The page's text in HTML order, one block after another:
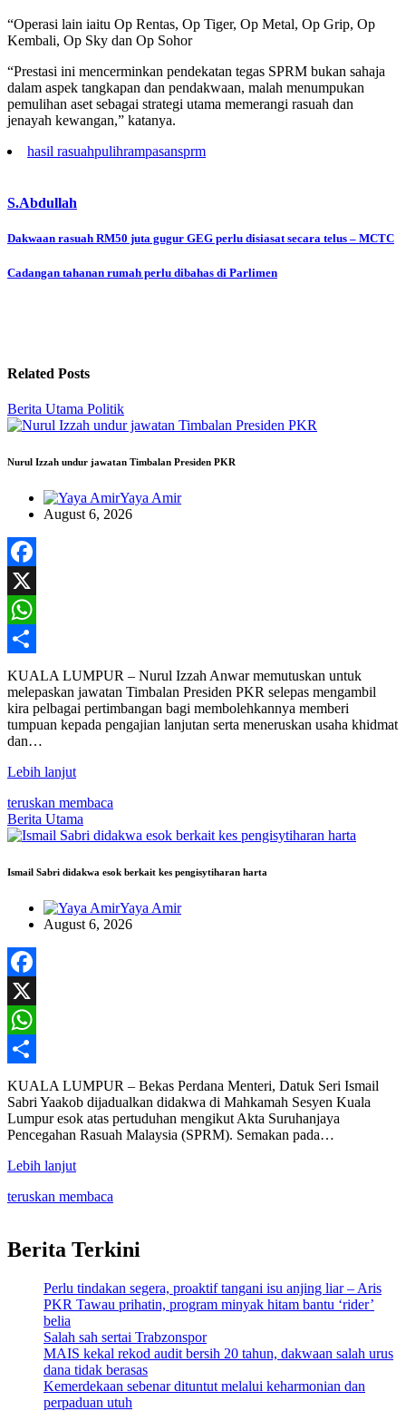
“Operasi lain iaitu Op Rentas, Op Tiger, Op Metal, Op Grip, Op
Kembali, Op Sky dan Op Sohor
“Prestasi ini mencerminkan pendekatan tegas SPRM bukan sahaja
dalam aspek tangkapan dan pendakwaan, malah menumpukan
pemulihan aset sebagai strategi utama memerangi rasuah dan
jenayah kewangan,” katanya.
hasil rasuahpulihrampasansprm
S.Abdullah
Post
navigation
Dakwaan rasuah RM50 juta gugur GEG perlu disiasat secara telus – MCTC
Cadangan tahanan rumah perlu dibahas di Parlimen
Related Posts
Berita Utama Politik
Nurul Izzah undur jawatan Timbalan Presiden PKR
Yaya Amir
August 6, 2026
Facebook
X
WhatsApp
Share
KUALA LUMPUR – Nurul Izzah Anwar memutuskan untuk
melepaskan jawatan Timbalan Presiden PKR selepas mengambil
kira pelbagai pertimbangan bagi membolehkannya memberi
tumpuan kepada pengajian lanjutan serta meneruskan usaha khidmat
dan…
Lebih lanjut
teruskan membaca
Berita Utama
Ismail Sabri didakwa esok berkait kes pengisytiharan harta
Yaya Amir
August 6, 2026
Facebook
X
WhatsApp
Share
KUALA LUMPUR – Bekas Perdana Menteri, Datuk Seri Ismail
Sabri Yaakob dijadualkan didakwa di Mahkamah Sesyen Kuala
Lumpur esok atas pertuduhan mengikut Akta Suruhanjaya
Pencegahan Rasuah Malaysia (SPRM). Semakan pada…
Lebih lanjut
teruskan membaca
Berita Terkini
Perlu tindakan segera, proaktif tangani isu anjing liar – Aris
PKR Tawau prihatin, program minyak hitam bantu ‘rider’
belia
Salah sah sertai Trabzonspor
MAIS kekal rekod audit bersih 20 tahun, dakwaan salah urus
dana tidak berasas
Kemerdekaan sebenar dituntut melalui keharmonian dan
perpaduan utuh